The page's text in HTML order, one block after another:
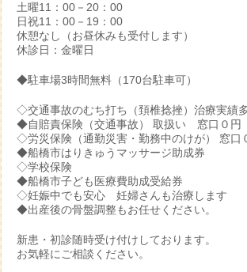
土曜11：00－20：00
日祝11：00－19：00
休憩なし（お昼休みも受付します）
休診日：金曜日
◆駐車場3時間無料（170台駐車可）
◇交通事故のむち打ち（頚椎捻挫）治療実績
◆自賠責保険（交通事故） 取扱い 窓口０円
◇労災保険（通勤災害・勤務中のけが） 窓口
◆船橋市はりきゅうマッサージ助成券
◇学校保険
◆船橋市子ども医療費助成受給券
◇妊娠中でも安心 妊婦さんも治療します
◆出産後の骨盤調整もお任せください。
新患・初診随時受け付けしております。
お気軽にご相談ください。